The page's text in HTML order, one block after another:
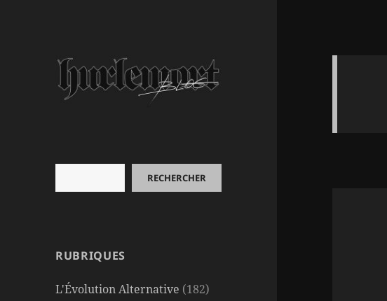
RECHERCHER
RUBRIQUES
L'Évolution Alternative (182)